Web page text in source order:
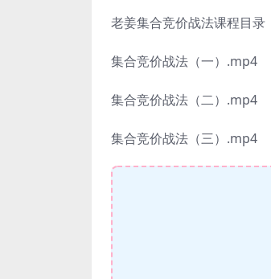
老姜集合竞价战法课程目录
集合竞价战法（一）.mp4
集合竞价战法（二）.mp4
集合竞价战法（三）.mp4